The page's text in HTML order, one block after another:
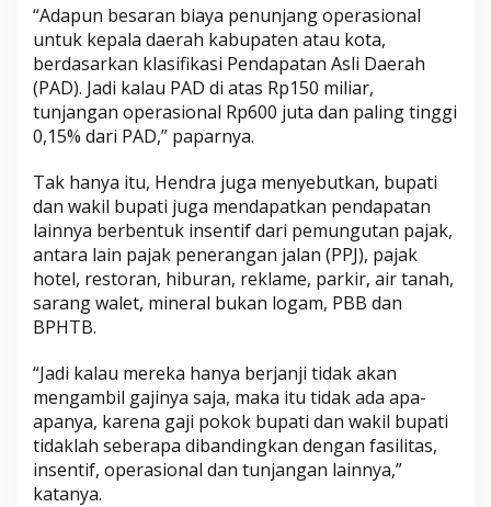
“Adapun besaran biaya penunjang operasional
untuk kepala daerah kabupaten atau kota,
berdasarkan klasifikasi Pendapatan Asli Daerah
(PAD). Jadi kalau PAD di atas Rp150 miliar,
tunjangan operasional Rp600 juta dan paling tinggi
0,15% dari PAD,” paparnya.
Tak hanya itu, Hendra juga menyebutkan, bupati
dan wakil bupati juga mendapatkan pendapatan
lainnya berbentuk insentif dari pemungutan pajak,
antara lain pajak penerangan jalan (PPJ), pajak
hotel, restoran, hiburan, reklame, parkir, air tanah,
sarang walet, mineral bukan logam, PBB dan
BPHTB.
“Jadi kalau mereka hanya berjanji tidak akan
mengambil gajinya saja, maka itu tidak ada apa-
apanya, karena gaji pokok bupati dan wakil bupati
tidaklah seberapa dibandingkan dengan fasilitas,
insentif, operasional dan tunjangan lainnya,”
katanya.